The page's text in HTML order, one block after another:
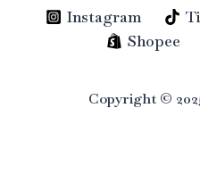
Instagram
Shopee
Copyright ©